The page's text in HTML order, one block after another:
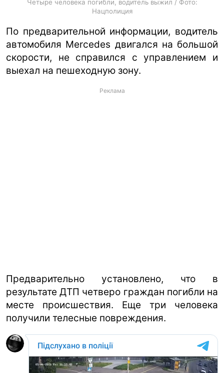
Четыре человека погибли, водитель выжил / Фото:
Нацполиция
По предварительной информации, водитель
автомобиля Mercedes двигался на большой
скорости, не справился с управлением и
выехал на пешеходную зону.
Реклама
Предварительно установлено, что в
результате ДТП четверо граждан погибли на
месте происшествия. Еще три человека
получили телесные повреждения.